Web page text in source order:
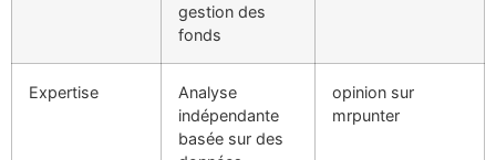
gestion des
fonds
Expertise
Analyse
indépendante
basée sur des
opinion sur
mrpunter